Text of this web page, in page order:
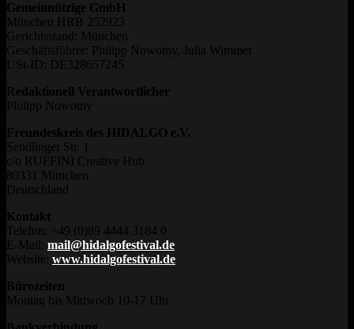
Gemeinnützige GmbH
München HRB 252923
Gerichtsstand: München
Geschäftsführer: Philipp Nowotny, Julia Wimmer
USt-ID: DE328657245
Redaktionell Verantwortlicher
Philipp Nowotny
Freundeskreis des HIDALGO e.V.
Sendlinger Str. 1
c/o RUFFINI Creative Hub
80331 München
Deutschland
Kontakt
Telefon: +49 (0)89 4444 3184 0
E-Mail: mail@hidalgofestival.de
Website: www.hidalgofestival.de
Bürozeiten
Montag bis Mittwoch 10-17 Uhr